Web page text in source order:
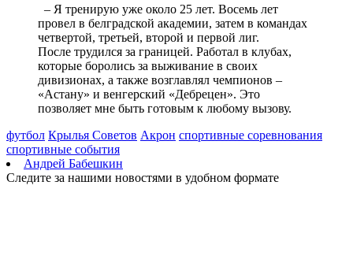
– Я тренирую уже около 25 лет. Восемь лет
провел в белградской академии, затем в командах
четвертой, третьей, второй и первой лиг.
После трудился за границей. Работал в клубах,
которые боролись за выживание в своих
дивизионах, а также возглавлял чемпионов –
«Астану» и венгерский «Дебрецен». Это
позволяет мне быть готовым к любому вызову.
футбол Крылья Советов Акрон спортивные соревнования
спортивные события
Андрей Бабешкин
Следите за нашими новостями в удобном формате